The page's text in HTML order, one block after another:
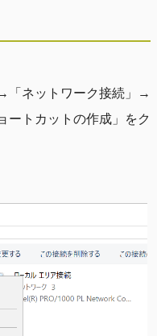
「ネットワーク接続」→
ートカットの作成」をク